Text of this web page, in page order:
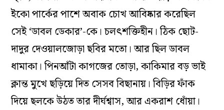
ইকো পার্কের পাশে অবাক চোখ আবিষ্কার করেছিল
সেই ‘ডাবল ডেকার’-কে। চল‌ৎশক্তিহীন। ঠিক ছোট-
দাদুর দেওয়ালজোড়া ছবির মতো। আর ছিল ডাবল
ধামাকা। পিন‌আঁটা কাগজের তোড়া, কাকিমার বড় ভাই
ক্লান্ত মুখে ছড়িয়ে দিত সেসব বিছানায়। বিড়ির ফাঁক
দিয়ে ছলকে উঠত তার দীর্ঘশ্বাস, আর একরাশ ধোঁয়া।